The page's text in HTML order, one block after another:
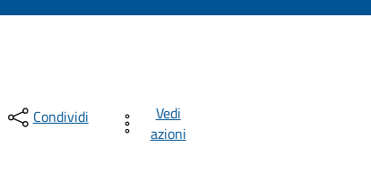
Condividi
Vedi
azioni